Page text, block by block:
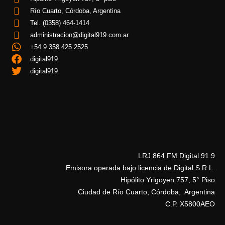
Río Cuarto, Córdoba, Argentina
Tel. (0358) 464-1414
administracion@digital919.com.ar
+54 9 358 425 2525
digital919
digital919
LRJ 864 FM Digital 91.9
Emisora operada bajo licencia de Digital S.R.L.
Hipólito Yrigoyen 757, 5° Piso
Ciudad de Río Cuarto, Córdoba, Argentina
C.P. X5800AEO